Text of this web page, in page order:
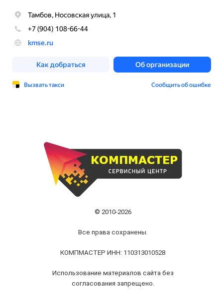
© 2010-2026
Все права сохранены.
КОМПМАСТЕР ИНН: 110313010528
Использование материалов сайта без
согласования запрещено.